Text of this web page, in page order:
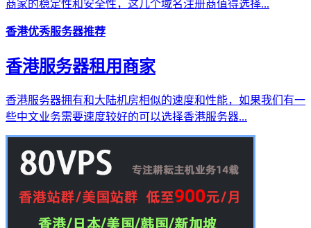
商家的稳定性和安全性，这几个域名注册商值得选择...
香港优秀服务器推荐
香港服务器租用商家
香港服务器拥有和大陆机房相似的速度和性能，如果我们有一
些中文业务需要速度较好的可以选择香港服务器...